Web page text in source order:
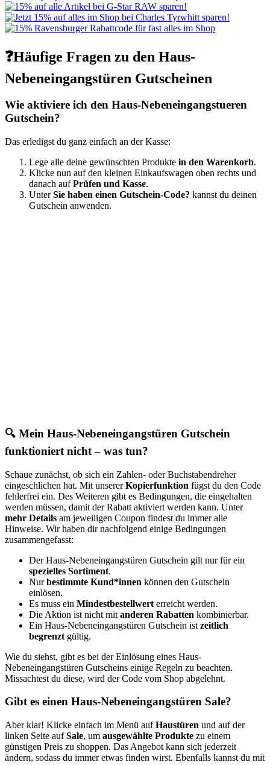
❓Häufige Fragen zu den Haus-
Nebeneingangstüren Gutscheinen
Wie aktiviere ich den Haus-Nebeneingangstueren
Gutschein?
Das erledigst du ganz einfach an der Kasse:
Lege alle deine gewünschten Produkte in den Warenkorb.
Klicke nun auf den kleinen Einkaufswagen oben rechts und
danach aufPrüfen und Kasse.
UnterSie haben einen Gutschein-Code? kannst du deinen
Gutschein anwenden.
🔍 Mein Haus-Nebeneingangstüren Gutschein
funktioniert nicht – was tun?
Schaue zunächst, ob sich ein Zahlen- oder Buchstabendreher
eingeschlichen hat. Mit unsererKopierfunktion fügst du den Code
fehlerfrei ein. Des Weiteren gibt es Bedingungen, die eingehalten
werden müssen, damit der Rabatt aktiviert werden kann. Unter
mehr Details am jeweiligen Coupon findest du immer alle
Hinweise. Wir haben dir nachfolgend einige Bedingungen
zusammengefasst:
Der Haus-Nebeneingangstüren Gutschein gilt nur für ein
spezielles Sortiment.
Nurbestimmte Kund*innen können den Gutschein
einlösen.
Es muss ein Mindestbestellwert erreicht werden.
Die Aktion ist nicht mit anderen Rabatten kombinierbar.
Ein Haus-Nebeneingangstüren Gutschein ist zeitlich
begrenzt gültig.
Wie du siehst, gibt es bei der Einlösung eines Haus-
Nebeneingangstüren Gutscheins einige Regeln zu beachten.
Missachtest du diese, wird der Code vom Shop abgelehnt.
Gibt es einen Haus-Nebeneingangstüren Sale?
Aber klar! Klicke einfach im Menü aufHaustüren und auf der
linken Seite aufSale, um ausgewählte Produkte zu einem
günstigen Preis zu shoppen. Das Angebot kann sich jederzeit
ändern, sodass du immer etwas finden wirst. Ebenfalls kannst du mit